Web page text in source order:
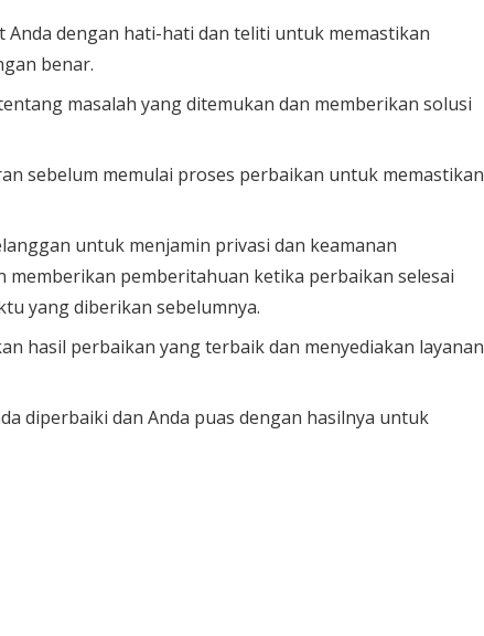
dengan hati-hati dan teliti untuk memastikan
benar.
masalah yang ditemukan dan memberikan solusi
sebelum memulai proses perbaikan untuk memastikan
untuk menjamin privasi dan keamanan
pemberitahuan ketika perbaikan selesai
yang diberikan sebelumnya.
hasil perbaikan yang terbaik dan menyediakan layanan
diperbaiki dan Anda puas dengan hasilnya untuk